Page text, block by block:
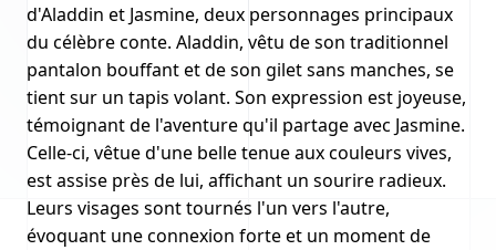
d'Aladdin et Jasmine, deux personnages principaux
du célèbre conte. Aladdin, vêtu de son traditionnel
pantalon bouffant et de son gilet sans manches, se
tient sur un tapis volant. Son expression est joyeuse,
témoignant de l'aventure qu'il partage avec Jasmine.
Celle-ci, vêtue d'une belle tenue aux couleurs vives,
est assise près de lui, affichant un sourire radieux.
Leurs visages sont tournés l'un vers l'autre,
évoquant une connexion forte et un moment de